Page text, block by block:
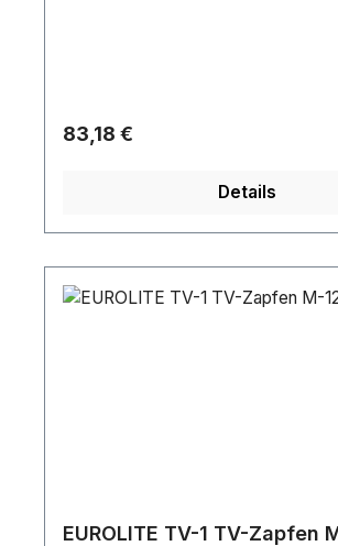
Regulärer Preis:
83,18 €
Details
EUROLITE TV-1 TV-Zapfen